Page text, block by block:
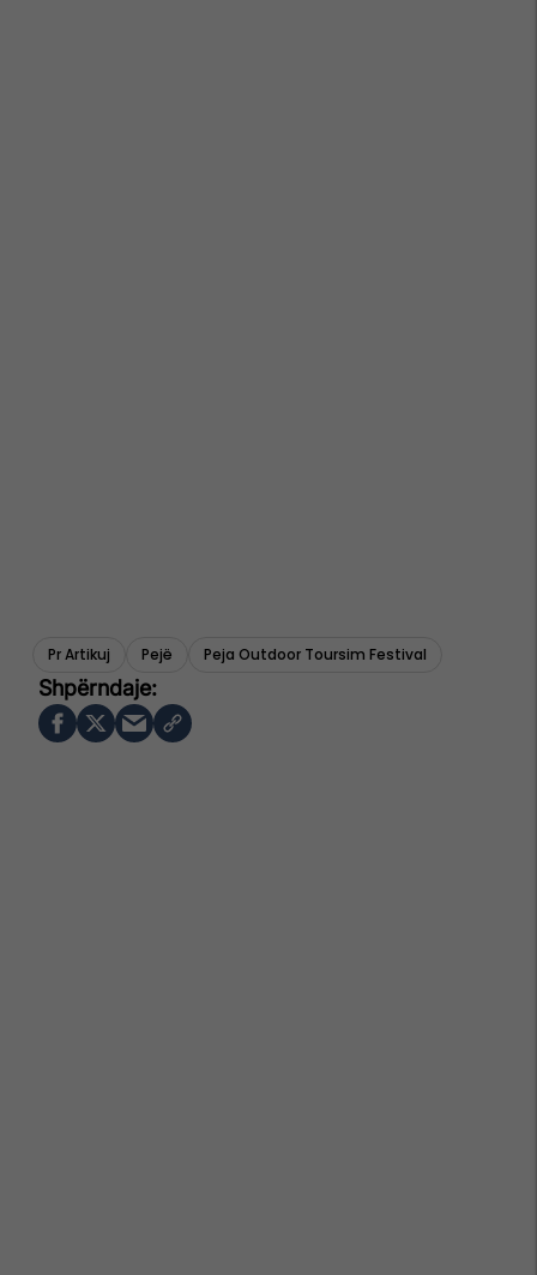
Pr Artikuj Pejë Peja Outdoor Toursim Festival